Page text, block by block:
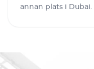
annan plats i Dubai.